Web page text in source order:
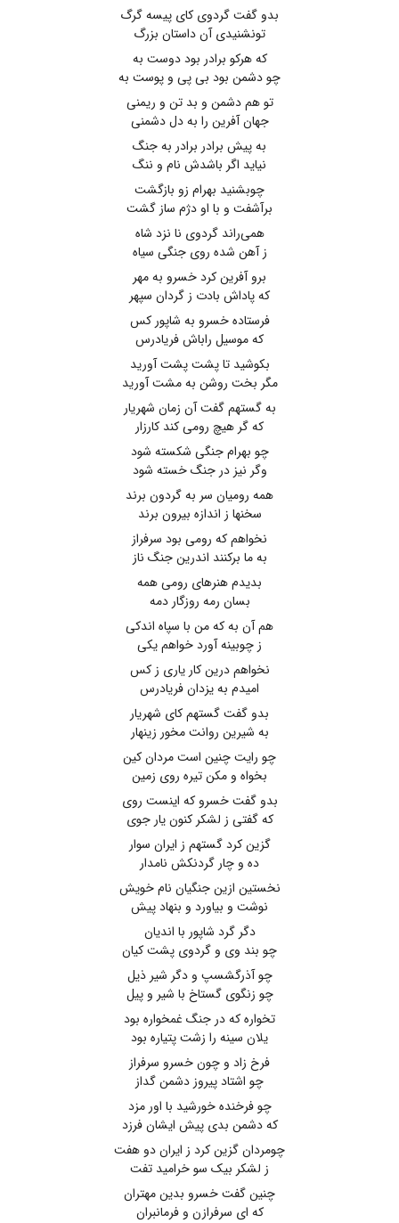
بدو گفت گردوی کای پیسه گرگ
تونشنیدی آن داستان بزرگ
که هرکو برادر بود دوست به
چو دشمن بود بی پی و پوست به
تو هم دشمن و بد تن و ریمنی
جهان آفرین را به دل دشمنی
به پیش برادر برادر به جنگ
نیاید اگر باشدش نام و ننگ
چوبشنید بهرام زو بازگشت
برآشفت و با او دژم ساز گشت
همی‌راند گردوی نا نزد شاه
ز آهن شده روی جنگی سیاه
برو آفرین کرد خسرو به مهر
که پاداش بادت ز گردان سپهر
فرستاده خسرو به شاپور کس
که موسیل راباش فریادرس
بکوشید تا پشت پشت آورید
مگر بخت روشن به مشت آورید
به گستهم گفت آن زمان شهریار
که گر هیچ رومی کند کارزار
چو بهرام جنگی شکسته شود
وگر نیز در جنگ خسته شود
همه رومیان سر به گردون برند
سخنها ز اندازه بیرون برند
نخواهم که رومی بود سرفراز
به ما برکنند اندرین جنگ ناز
بدیدم هنرهای رومی همه
بسان رمه روزگار دمه
هم آن به که من با سپاه اندکی
ز چوبینه آورد خواهم یکی
نخواهم درین کار یاری ز کس
امیدم به یزدان فریادرس
بدو گفت گستهم کای شهریار
به شیرین روانت مخور زینهار
چو رایت چنین است مردان کین
بخواه و مکن تیره روی زمین
بدو گفت خسرو که اینست روی
که گفتی ز لشکر کنون یار جوی
گزین کرد گستهم ز ایران سوار
ده و چار گردنکش نامدار
نخستین ازین جنگیان نام خویش
نوشت و بیاورد و بنهاد پیش
دگر گرد شاپور با اندیان
چو بند وی و گردوی پشت کیان
چو آذرگشسپ و دگر شیر ذیل
چو زنگوی گستاخ با شیر و پیل
تخواره که در جنگ غمخواره بود
یلان سینه را زشت پتیاره بود
فرخ زاد و چون خسرو سرفراز
چو اشتاد پیروز دشمن گداز
چو فرخنده خورشید با اور مزد
که دشمن بدی پیش ایشان فرزد
چومردان گزین کرد ز ایران دو هفت
ز لشکر بیک سو خرامید تفت
چنین گفت خسرو بدین مهتران
که ای سرفرازن و فرمانبران